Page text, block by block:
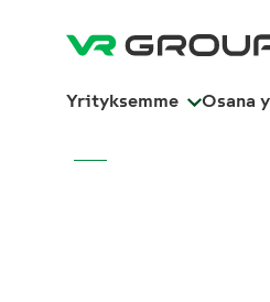
Yrityksemme Osana